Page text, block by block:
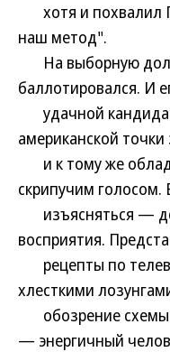
хотя и похвалил
наш метод".
На выборную
баллотировался. И
удачной
американской
и к тому же
скрипучим голосом.
изъясняться —
восприятия.
рецепты по
хлесткими
обозрение схемы
— энергичный